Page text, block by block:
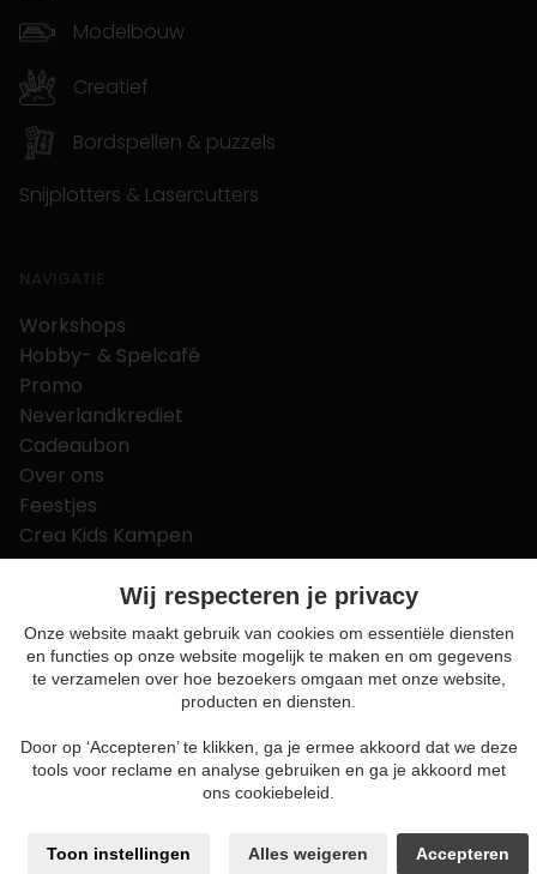
Modelbouw
Creatief
Bordspellen & puzzels
Snijplotters & Lasercutters
NAVIGATIE
Workshops
Hobby- & Spelcafé
Promo
Neverlandkrediet
Cadeaubon
Over ons
Feestjes
Crea Kids Kampen
FAQ
Tips & tricks
Contact
Nieuws & Vacatures
Algemene voorwaarden
Privacy en cookie policy
Sitemap
Wij respecteren je privacy
Onze website maakt gebruik van cookies om essentiële diensten
en functies op onze website mogelijk te maken en om gegevens
te verzamelen over hoe bezoekers omgaan met onze website,
producten en diensten.
Door op ‘Accepteren’ te klikken, ga je ermee akkoord dat we deze
tools voor reclame en analyse gebruiken en ga je akkoord met
ons cookiebeleid.
Toon instellingen Alles weigeren Accepteren